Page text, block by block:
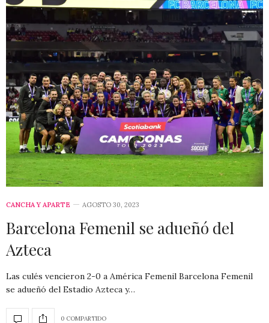
CANCHA Y APARTE AGOSTO 30, 2023
Barcelona Femenil se adueñó del
Azteca
Las culés vencieron 2-0 a América Femenil Barcelona Femenil
se adueñó del Estadio Azteca y…
0 COMPARTIDO